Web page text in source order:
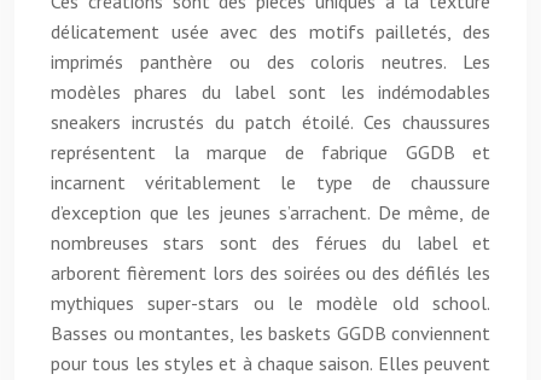
délicatement usée avec des motifs pailletés, des
imprimés panthère ou des coloris neutres. Les
modèles phares du label sont les indémodables
sneakers incrustés du patch étoilé. Ces chaussures
représentent la marque de fabrique GGDB et
incarnent véritablement le type de chaussure
d’exception que les jeunes s’arrachent. De même, de
nombreuses stars sont des férues du label et
arborent fièrement lors des soirées ou des défilés les
mythiques super-stars ou le modèle old school.
Basses ou montantes, les baskets GGDB conviennent
pour tous les styles et à chaque saison. Elles peuvent